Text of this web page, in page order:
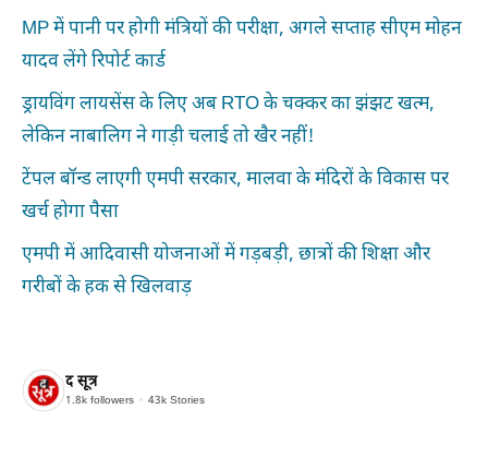
MP में पानी पर होगी मंत्रियों की परीक्षा, अगले सप्ताह सीएम मोहन
यादव लेंगे रिपोर्ट कार्ड
ड्रायविंग लायसेंस के लिए अब RTO के चक्कर का झंझट खत्म,
लेकिन नाबालिग ने गाड़ी चलाई तो खैर नहीं!
टेंपल बॉन्ड लाएगी एमपी सरकार, मालवा के मंदिरों के विकास पर
खर्च होगा पैसा
एमपी में आदिवासी योजनाओं में गड़बड़ी, छात्रों की शिक्षा और
गरीबों के हक से खिलवाड़
द सूत्र
1.8k followers 43k Stories